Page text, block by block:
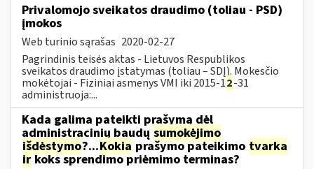
Privalomojo sveikatos draudimo (toliau - PSD)
įmokos
Web turinio sąrašas 2020-02-27
Pagrindinis teisės aktas - Lietuvos Respublikos
sveikatos draudimo įstatymas (toliau – SDĮ). Mokesčio
mokėtojai - Fiziniai asmenys VMI iki 2015-12-31
administruoja:...
Kada galima pateikti prašymą dėl
administracinių baudų sumokėjimo
išdėstymo?...Kokia prašymo pateikimo tvarka
irkoks sprendimo priėmimo terminas?